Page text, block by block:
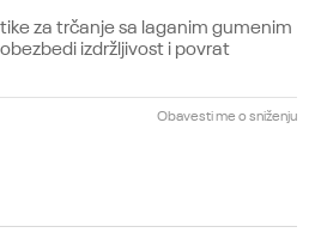
za trčanje sa laganim gumenim
izdržljivost i povrat
Obavesti me o sniženju